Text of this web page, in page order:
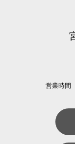
営業時間